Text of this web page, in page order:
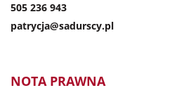
505 236 943
patrycja@sadurscy.pl
NOTA PRAWNA